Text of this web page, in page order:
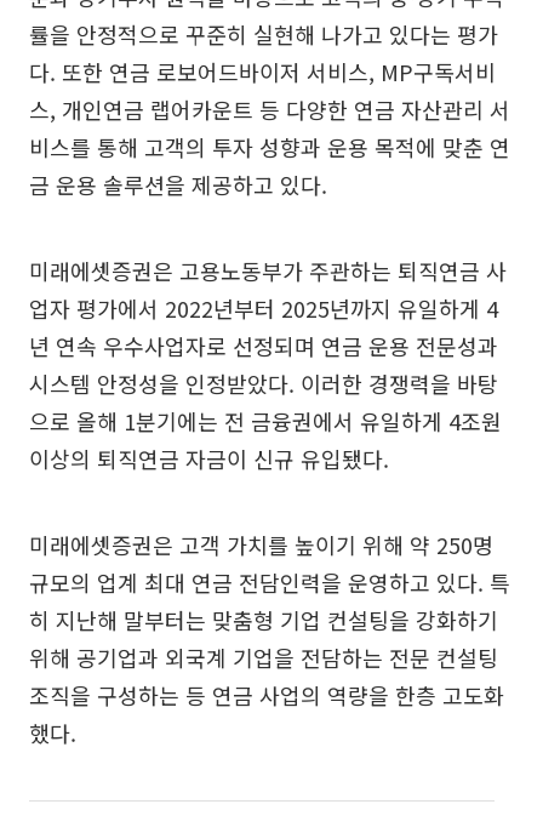
률을 안정적으로 꾸준히 실현해 나가고 있다는 평가
다. 또한 연금 로보어드바이저 서비스, MP구독서비
스, 개인연금 랩어카운트 등 다양한 연금 자산관리 서
비스를 통해 고객의 투자 성향과 운용 목적에 맞춘 연
금 운용 솔루션을 제공하고 있다.
미래에셋증권은 고용노동부가 주관하는 퇴직연금 사
업자 평가에서 2022년부터 2025년까지 유일하게 4
년 연속 우수사업자로 선정되며 연금 운용 전문성과
시스템 안정성을 인정받았다. 이러한 경쟁력을 바탕
으로 올해 1분기에는 전 금융권에서 유일하게 4조원
이상의 퇴직연금 자금이 신규 유입됐다.
미래에셋증권은 고객 가치를 높이기 위해 약 250명
규모의 업계 최대 연금 전담인력을 운영하고 있다. 특
히 지난해 말부터는 맞춤형 기업 컨설팅을 강화하기
위해 공기업과 외국계 기업을 전담하는 전문 컨설팅
조직을 구성하는 등 연금 사업의 역량을 한층 고도화
했다.